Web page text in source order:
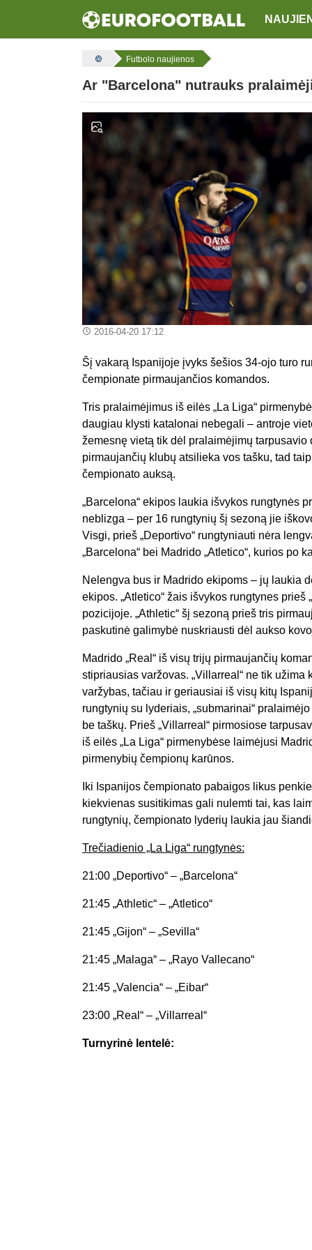
Futbolo naujienos
Ar "Barcelona" nutrauks
2016-04-20 17:12
Šį vakarą Ispanijoje įvyks šešios 34-ojo turo
čempionate pirmaujančios komandos.
Tris pralaimėjimus iš eilės „La Liga“
daugiau klysti katalonai nebegali – antroje
žemesnę vietą tik dėl pralaimėjimų
pirmaujančių klubų atsilieka vos tašku, tad
čempionato auksą.
„Barcelona“ ekipos laukia išvykos rungtynės
neblizga – per 16 rungtynių šį sezoną jie
Visgi, prieš „Deportivo“ rungtyniauti nėra
„Barcelona“ bei Madrido „Atletico“, kurios po
Nelengva bus ir Madrido ekipoms – jų laukia
ekipos. „Atletico“ žais išvykos rungtynes
pozicijoje. „Athletic“ šį sezoną prieš tris
paskutinė galimybė nuskriausti dėl aukso
Madrido „Real“ iš visų trijų pirmaujančių
stipriausias varžovas. „Villarreal“ ne tik
varžybas, tačiau ir geriausiai iš visų kitų
rungtynių su lyderiais, „submarinai“
be taškų. Prieš „Villarreal“ pirmosiose
iš eilės „La Liga“ pirmenybėse laimėjusi
pirmenybių čempionų karūnos.
Iki Ispanijos čempionato pabaigos likus
kiekvienas susitikimas gali nulemti tai, kas
rungtynių, čempionato lyderių laukia jau
Trečiadienio „La Liga“ rungtynės:
21:00 „Deportivo“ – „Barcelona“
21:45 „Athletic“ – „Atletico“
21:45 „Gijon“ – „Sevilla“
21:45 „Malaga“ – „Rayo Vallecano“
21:45 „Valencia“ – „Eibar“
23:00 „Real“ – „Villarreal“
Turnyrinė lentelė: